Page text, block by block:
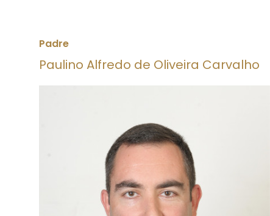
Padre
Paulino Alfredo de Oliveira Carvalho